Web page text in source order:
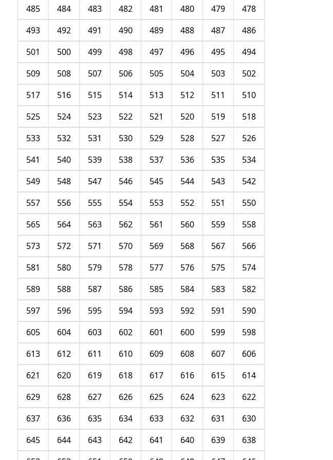
478
479
480
481
482
483
484
485
486
487
488
489
490
491
492
493
494
495
496
497
498
499
500
501
502
503
504
505
506
507
508
509
510
511
512
513
514
515
516
517
518
519
520
521
522
523
524
525
526
527
528
529
530
531
532
533
534
535
536
537
538
539
540
541
542
543
544
545
546
547
548
549
550
551
552
553
554
555
556
557
558
559
560
561
562
563
564
565
566
567
568
569
570
571
572
573
574
575
576
577
578
579
580
581
582
583
584
585
586
587
588
589
590
591
592
593
594
595
596
597
598
599
600
601
602
603
604
605
606
607
608
609
610
611
612
613
614
615
616
617
618
619
620
621
622
623
624
625
626
627
628
629
630
631
632
633
634
635
636
637
638
639
640
641
642
643
644
645